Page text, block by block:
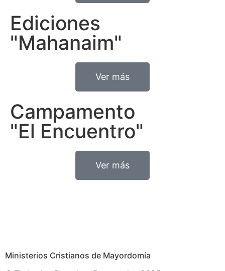
Ediciones
"Mahanaim"
Ver más
Campamento
"El Encuentro"
Ver más
Ministerios Cristianos de Mayordomía